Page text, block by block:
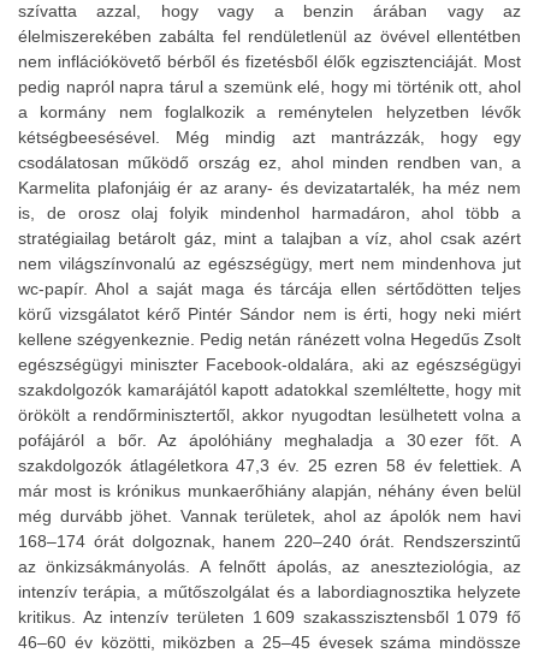
szívatta azzal, hogy vagy a benzin árában vagy az
élelmiszerekében zabálta fel rendületlenül az övével ellentétben
nem inflációkövető bérből és fizetésből élők egzisztenciáját. Most
pedig napról napra tárul a szemünk elé, hogy mi történik ott, ahol
a kormány nem foglalkozik a reménytelen helyzetben lévők
kétségbeesésével. Még mindig azt mantrázzák, hogy egy
csodálatosan működő ország ez, ahol minden rendben van, a
Karmelita plafonjáig ér az arany- és devizatartalék, ha méz nem
is, de orosz olaj folyik mindenhol harmadáron, ahol több a
stratégiailag betárolt gáz, mint a talajban a víz, ahol csak azért
nem világszínvonalú az egészségügy, mert nem mindenhova jut
wc-papír. Ahol a saját maga és tárcája ellen sértődötten teljes
körű vizsgálatot kérő Pintér Sándor nem is érti, hogy neki miért
kellene szégyenkeznie. Pedig netán ránézett volna Hegedűs Zsolt
egészségügyi miniszter Facebook-oldalára, aki az egészségügyi
szakdolgozók kamarájától kapott adatokkal szemléltette, hogy mit
örökölt a rendőrminisztertől, akkor nyugodtan lesülhetett volna a
pofájáról a bőr. Az ápolóhiány meghaladja a 30 ezer főt. A
szakdolgozók átlagéletkora 47,3 év. 25 ezren 58 év felettiek. A
már most is krónikus munkaerőhiány alapján, néhány éven belül
még durvább jöhet. Vannak területek, ahol az ápolók nem havi
168–174 órát dolgoznak, hanem 220–240 órát. Rendszerszintű
az önkizsákmányolás. A felnőtt ápolás, az aneszteziológia, az
intenzív terápia, a műtőszolgálat és a labordiagnosztika helyzete
kritikus. Az intenzív területen 1 609 szakasszisztensből 1 079 fő
46–60 év közötti, miközben a 25–45 évesek száma mindössze